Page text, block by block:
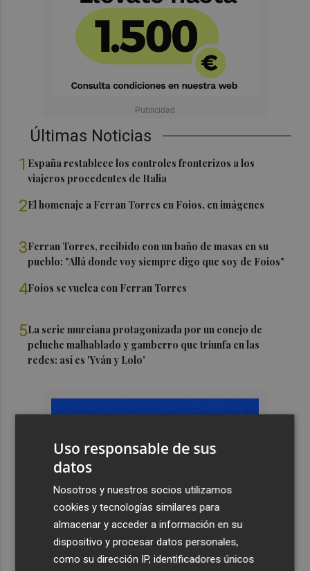
Últimas Noticias
1 España restablece los controles fronterizos a los
viajeros procedentes de Italia
2El homenaje a Ferran Torres en Foios, en imágenes
3Ferran Torres, recibido con un baño de masas en su
pueblo: "Allá donde voy siempre digo que soy de Foios"
4Foios se vuelca con Ferran Torres
5La serie murciana protagonizada por un conejo de
peluche malhablado y gamberro que triunfa en las
redes: así es 'Yván y Lolo'
Uso responsable de sus
datos
Nosotros y nuestros socios utilizamos
cookies y tecnologías similares para
almacenar y acceder a información en su
dispositivo y procesar datos personales,
como su dirección IP, identificadores únicos